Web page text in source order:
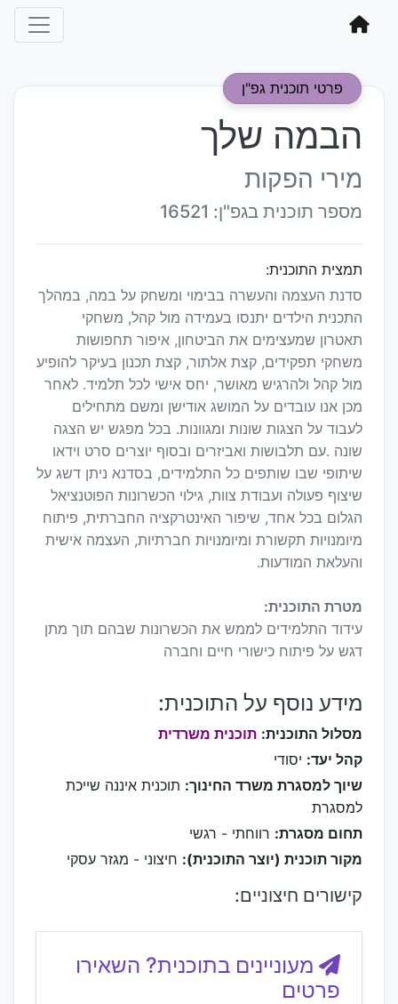
פרטי תוכנית גפ"ן
הבמה שלך
מירי הפקות
מספר תוכנית בגפ"ן: 16521
תמצית התוכנית:
סדנת העצמה והעשרה בבימוי ומשחק על במה, במהלך
התכנית הילדים יתנסו בעמידה מול קהל, משחקי
תאטרון שמעצימים את הביטחון, איפור תחפושות
משחקי תפקידים, קצת אלתור, קצת תכנון בעיקר להופיע
מול קהל ולהרגיש מאושר, יחס אישי לכל תלמיד. לאחר
מכן אנו עובדים על המושג אודישן ומשם מתחילים
לעבוד על הצגות שונות ומגוונות. בכל מפגש יש הצגה
שונה .עם תלבושות ואביזרים ובסוף יוצרים סרט וידאו
שיתופי שבו שותפים כל התלמידים, בסדנא ניתן דשג על
שיצוף פעולה ועבודת צוות, גילוי הכשרונות הפוטנציאל
הגלום בכל אחד, שיפור האינטרקציה החברתית, פיתוח
מיומנויות תקשורת ומיומנויות חברתיות, העצמה אישית
והעלאת המודעות.
מטרת התוכנית:
עידוד התלמידים לממש את הכשרונות שבהם תוך מתן
דגש על פיתוח כישורי חיים וחברה
מידע נוסף על התוכנית:
מסלול התוכנית: תוכנית משרדית
קהל יעד: יסודי
שיוך למסגרת משרד החינוך: תוכנית איננה שייכת
למסגרת
תחום מסגרת: רווחתי - רגשי
מקור תוכנית (יוצר התוכנית): חיצוני - מגזר עסקי
קישורים חיצוניים:
מעוניינים בתוכנית? השאירו
פרטים